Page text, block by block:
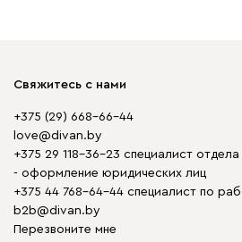
Свяжитесь с нами
+375 (29) 668-66-44
love@divan.by
+375 29 118-36-23 специалист
- оформление юридических лиц
+375 44 768-64-44 специалист по
b2b@divan.by
Перезвоните мне